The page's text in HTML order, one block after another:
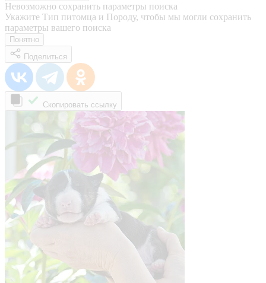
Невозможно сохранить параметры поиска
Укажите Тип питомца и Породу, чтобы мы могли сохранить
параметры вашего поиска
Понятно
Поделиться
Скопировать ссылку